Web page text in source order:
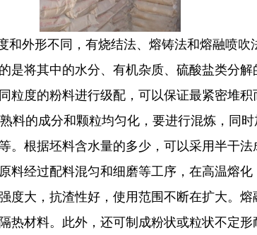
和外形不同，有烧结法、熔铸法和熔融喷
是将其中的水分、有机杂质、硫酸盐类分
粒度的粉料进行级配，可以保证最紧密堆
料的成分和颗粒均匀化，要进行混炼，同
。根据坯料含水量的多少，可以采用半干
料经过配料混匀和细磨等工序，在高温熔
度大，抗渣性好，使用范围不断在扩大。
热材料。此外，还可制成粉状或粒状不定